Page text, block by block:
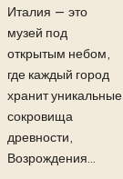
Италия — это
музей под
открытым небом,
где каждый город
хранит уникальные
сокровища
древности,
Возрождения...